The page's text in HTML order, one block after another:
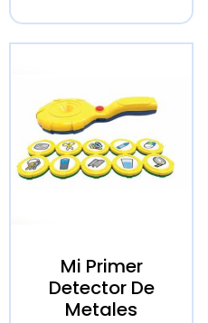
Mi Primer
Detector De
Metales